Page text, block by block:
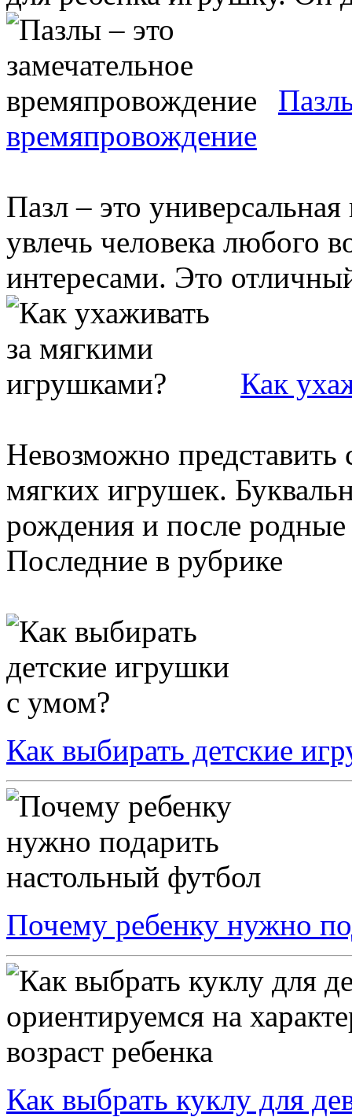
времяпровождение
Пазл – это
увлечь человека любого
интересами. Это
Как
Невозможно представить
мягких игрушек.
рождения и после родные
Последние в рубрике
Как выбирать детские
Почему ребенку нужно
Как выбрать куклу для